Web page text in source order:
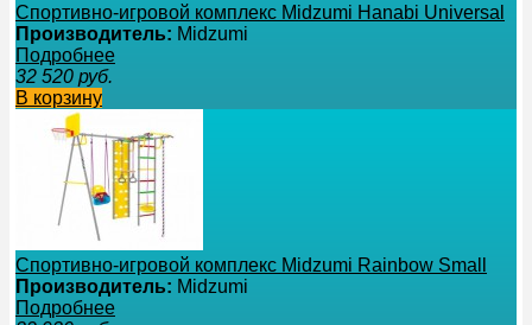
Спортивно-игровой комплекс Midzumi Hanabi Universal
Производитель: Midzumi
Подробнее
32 520 руб.
В корзину
Спортивно-игровой комплекс Midzumi Rainbow Small
Производитель: Midzumi
Подробнее